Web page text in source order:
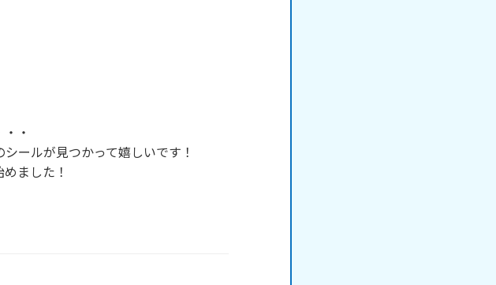
・
ールが見つかって嬉しいです！
ました！